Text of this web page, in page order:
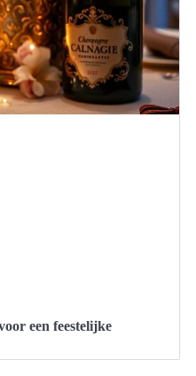
een feestelijke